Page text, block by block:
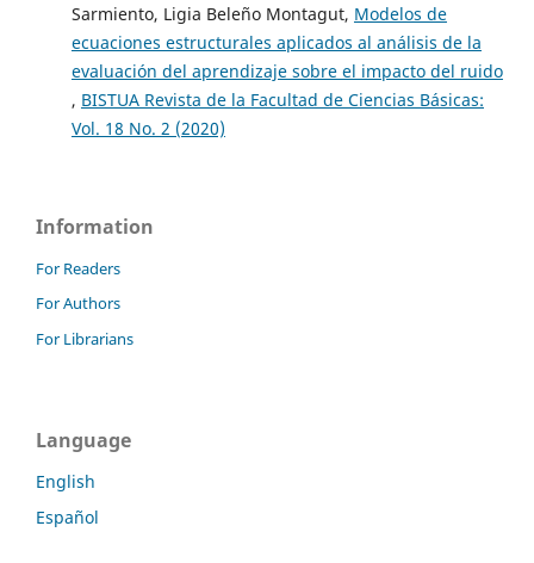
Sarmiento, Ligia Beleño Montagut, Modelos de
ecuaciones estructurales aplicados al análisis de la
evaluación del aprendizaje sobre el impacto del ruido
, BISTUA Revista de la Facultad de Ciencias Básicas:
Vol. 18 No. 2 (2020)
Information
For Readers
For Authors
For Librarians
Language
English
Español